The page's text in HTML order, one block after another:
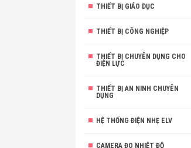
THIẾT BỊ GIÁO DỤC
THIẾT BỊ CÔNG NGHIỆP
THIẾT BỊ CHUYÊN DỤNG CHO
ĐIỆN LỰC
THIẾT BỊ AN NINH CHUYÊN
DỤNG
HỆ THỐNG ĐIỆN NHẸ ELV
CAMERA ĐO NHIỆT ĐỘ